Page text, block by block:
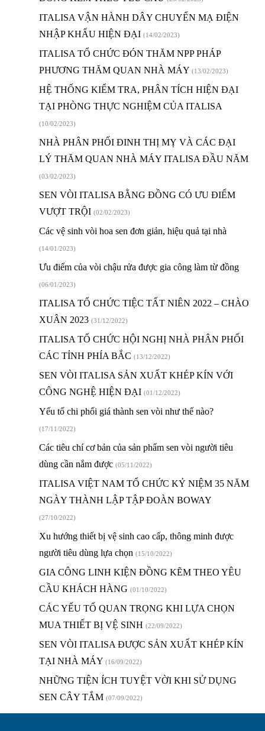
ITALISA VẬN HÀNH DÂY CHUYỂN MẠ ĐIỆN
NHẬP KHẨU HIỆN ĐẠI (14/02/2023)
ITALISA TỔ CHỨC ĐÓN THĂM NPP PHÁP
PHƯƠNG THĂM QUAN NHÀ MÁY (13/02/2023)
HỆ THỐNG KIỂM TRA, PHÂN TÍCH HIỆN ĐẠI
TẠI PHÒNG THỰC NGHIỆM CỦA ITALISA
(10/02/2023)
NHÀ PHÂN PHỐI ĐINH THỊ MỴ VÀ CÁC ĐẠI
LÝ THĂM QUAN NHÀ MÁY ITALISA ĐẦU NĂM
(03/02/2023)
SEN VÒI ITALISA BẰNG ĐỒNG CÓ ƯU ĐIỂM
VƯỢT TRỘI (02/02/2023)
Các vệ sinh vòi hoa sen đơn giản, hiệu quả tại nhà
(14/01/2023)
Ưu điểm của vòi chậu rửa được gia công làm từ đồng
(06/01/2023)
ITALISA TỔ CHỨC TIỆC TẤT NIÊN 2022 – CHÀO
XUÂN 2023 (31/12/2022)
ITALISA TỔ CHỨC HỘI NGHỊ NHÀ PHÂN PHỐI
CÁC TỈNH PHÍA BẮC (13/12/2022)
SEN VÒI ITALISA SẢN XUẤT KHÉP KÍN VỚI
CÔNG NGHỆ HIỆN ĐẠI (01/12/2022)
Yếu tố chi phối giá thành sen vòi như thế nào?
(17/11/2022)
Các tiêu chí cơ bản của sản phẩm sen vòi người tiêu
dùng cần nắm được (05/11/2022)
ITALISA VIỆT NAM TỔ CHỨC KỶ NIỆM 35 NĂM
NGÀY THÀNH LẬP TẬP ĐOÀN BOWAY
(27/10/2022)
Xu hướng thiết bị vệ sinh cao cấp, thông minh được
người tiêu dùng lựa chọn (15/10/2022)
GIA CÔNG LINH KIỆN ĐỒNG KẼM THEO YÊU
CẦU KHÁCH HÀNG (01/10/2022)
CÁC YẾU TỐ QUAN TRỌNG KHI LỰA CHỌN
MUA THIẾT BỊ VỆ SINH (22/09/2022)
SEN VÒI ITALISA ĐƯỢC SẢN XUẤT KHÉP KÍN
TẠI NHÀ MÁY (16/09/2022)
NHỮNG TIỆN ÍCH TUYỆT VỜI KHI SỬ DỤNG
SEN CÂY TẮM (07/09/2022)